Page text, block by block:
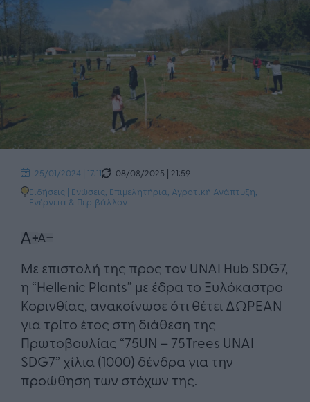
25/01/2024 | 17:11
08/08/2025 | 21:59
Ειδήσεις | Ενώσεις, Επιμελητήρια Αγροτική Ανάπτυξη
Ενέργεια & Περιβάλλον
Με επιστολή της προς τον UNAI Hub SDG7,
η “Hellenic Plants” με έδρα το Ξυλόκαστρο
Κορινθίας, ανακοίνωσε ότι θέτει ΔΩΡΕΑΝ
για τρίτο έτος στη διάθεση της
Πρωτοβουλίας “75UN – 75Trees UNAI
SDG7” χίλια (1000) δένδρα για την
προώθηση των στόχων της.